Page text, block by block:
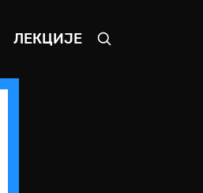
ЛЕКЦИЈЕ